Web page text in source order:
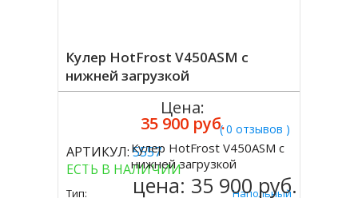
Кулер HotFrost V450ASM с
нижней загрузкой
( 0 отзывов )
АРТИКУЛ:5557
ЕСТЬ В НАЛИЧИИ
Тип:
Напольный
Цена:
35 900 руб.
Купить
Кулер HotFrost V450ASM с
нижней загрузкой
цена: 35 900 руб.